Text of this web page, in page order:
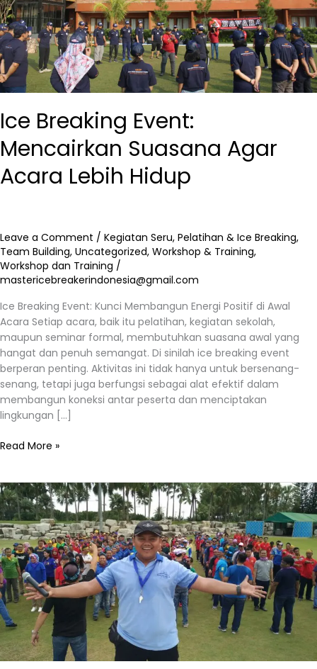
Ice Breaking Event:
Mencairkan Suasana Agar
Acara Lebih Hidup
Leave a Comment / Kegiatan Seru, Pelatihan & Ice Breaking,
Team Building, Uncategorized, Workshop & Training,
Workshop dan Training /
mastericebreakerindonesia@gmail.com
Ice Breaking Event: Kunci Membangun Energi Positif di Awal
Acara Setiap acara, baik itu pelatihan, kegiatan sekolah,
maupun seminar formal, membutuhkan suasana awal yang
hangat dan penuh semangat. Di sinilah ice breaking event
berperan penting. Aktivitas ini tidak hanya untuk bersenang-
senang, tetapi juga berfungsi sebagai alat efektif dalam
membangun koneksi antar peserta dan menciptakan
lingkungan […]
Hidup
Read More »
Ice
Breaking
Acara:
Cara
Membangun
Suasana
Seru
dan
Produktif
di
Setiap
Kegiatan